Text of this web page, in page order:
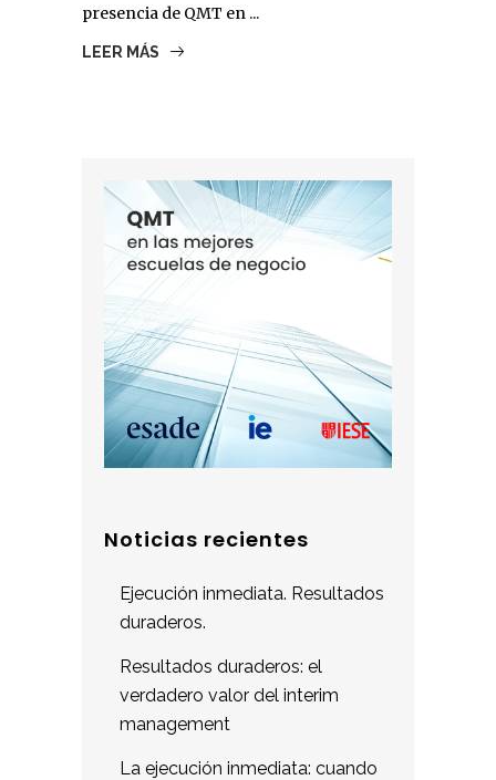
presencia de QMT en ...
LEER MÁS
Noticias recientes
Ejecución inmediata. Resultados
duraderos.
Resultados duraderos: el
verdadero valor del interim
management
La ejecución inmediata: cuando